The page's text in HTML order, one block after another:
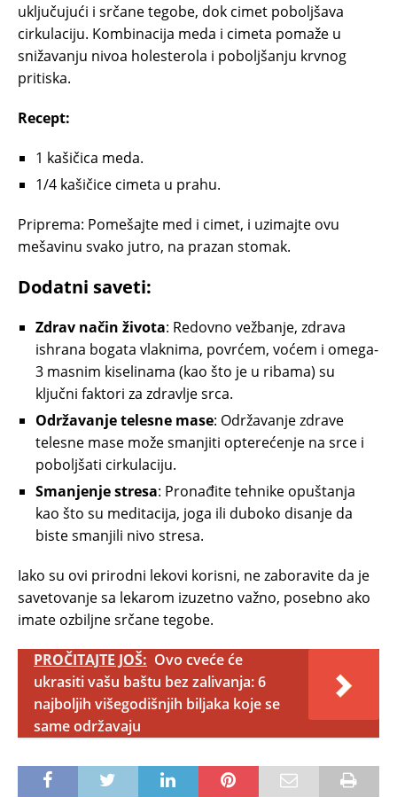
uključujući i srčane tegobe, dok cimet poboljšava
cirkulaciju. Kombinacija meda i cimeta pomaže u
snižavanju nivoa holesterola i poboljšanju krvnog
pritiska.
Recept:
1 kašičica meda.
1/4 kašičice cimeta u prahu.
Priprema: Pomešajte med i cimet, i uzimajte ovu
mešavinu svako jutro, na prazan stomak.
Dodatni saveti:
Zdrav način života: Redovno vežbanje, zdrava
ishrana bogata vlaknima, povrćem, voćem i omega-
3 masnim kiselinama (kao što je u ribama) su
ključni faktori za zdravlje srca.
Održavanje telesne mase: Održavanje zdrave
telesne mase može smanjiti opterećenje na srce i
poboljšati cirkulaciju.
Smanjenje stresa: Pronađite tehnike opuštanja
kao što su meditacija, joga ili duboko disanje da
biste smanjili nivo stresa.
Iako su ovi prirodni lekovi korisni, ne zaboravite da je
savetovanje sa lekarom izuzetno važno, posebno ako
imate ozbiljne srčane tegobe.
PROČITAJTE JOŠ: Ovo cveće će
ukrasiti vašu baštu bez zalivanja: 6
najboljih višegodišnjih biljaka koje se
same održavaju